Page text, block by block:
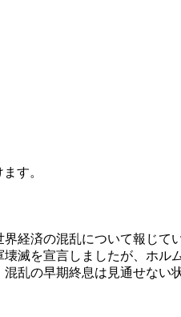
す。
経済の混乱について報じ
滅を宣言しましたが、ホ
乱の早期終息は見通せない